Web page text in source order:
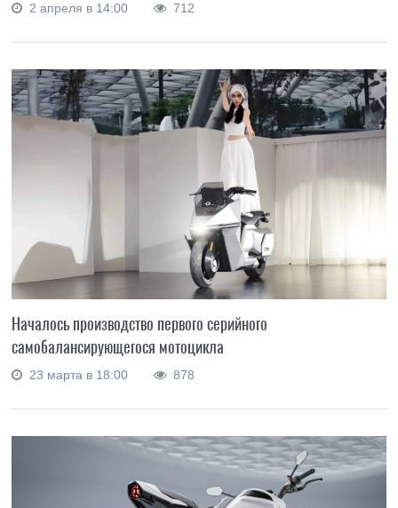
2 апреля в 14:00 712
Началось производство первого серийного
самобалансирующегося мотоцикла
23 марта в 18:00 878